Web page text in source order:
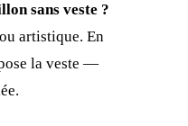
sans veste ?
artistique. En
la veste —